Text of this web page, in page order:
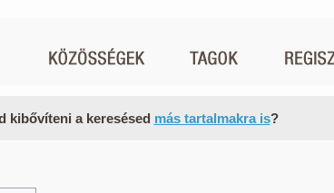
kibővíteni a keresésed más tartalmakra is?